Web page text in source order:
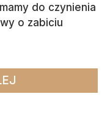
do czynienia
o zabiciu